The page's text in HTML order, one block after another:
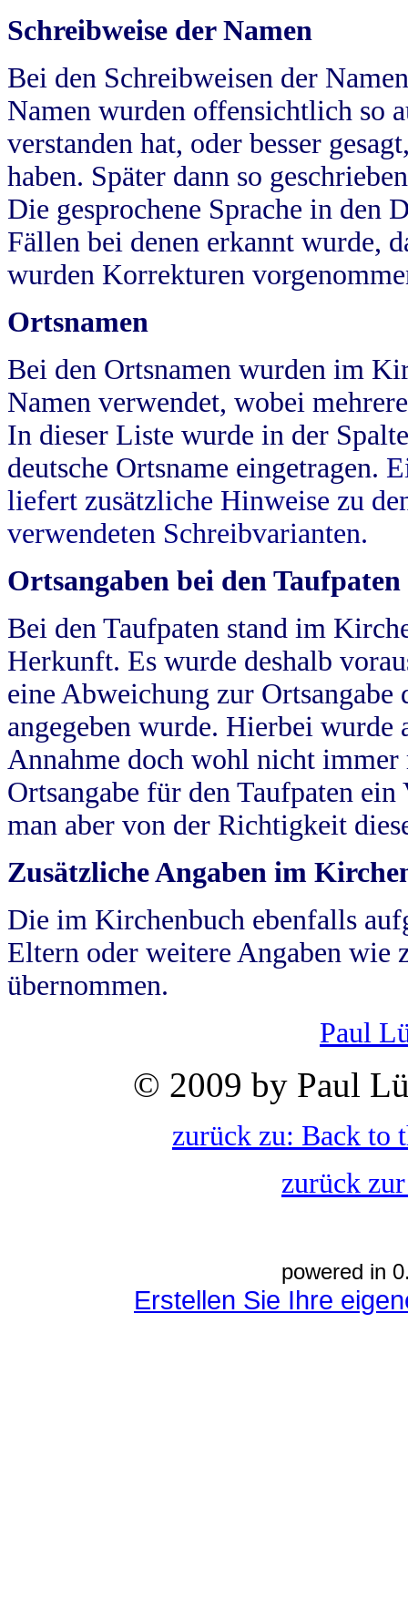
Schreibweise der Namen
Bei den Schreibweisen der
Namen wurden offensichtlich so
verstanden hat, oder besser
haben. Später dann so
Die gesprochene Sprache in
Fällen bei denen erkannt wurde,
wurden Korrekturen
Ortsnamen
Bei den Ortsnamen wurden im
Namen verwendet, wobei
In dieser Liste wurde in der
deutsche Ortsname eingetragen.
liefert zusätzliche Hinweise zu
verwendeten Schreibvarianten.
Ortsangaben bei den Taufpaten
Bei den Taufpaten stand im
Herkunft. Es wurde deshalb
eine Abweichung zur
angegeben wurde. Hierbei wurde
Annahme doch wohl nicht
Ortsangabe für den Taufpaten
man aber von der Richtigkeit
Zusätzliche Angaben im
Die im Kirchenbuch ebenfalls
Eltern oder weitere Angaben wie
übernommen.
Paul
© 2009 by Paul
zurück zu: Back to
zurück
powered in
Erstellen Sie Ihre